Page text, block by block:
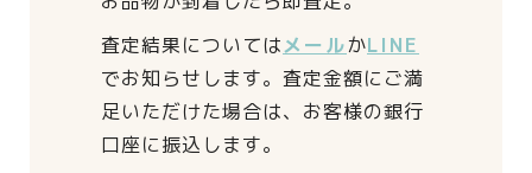
査定結果についてはメールかLINE
でお知らせします。 査定金額にご満
足いただけた場合は、 お客様の銀行
口座に振込します。